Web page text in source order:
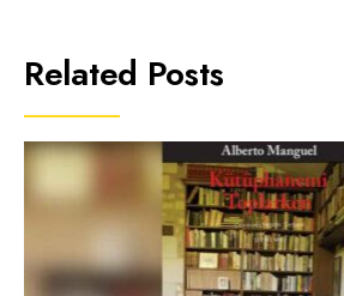
Related Posts